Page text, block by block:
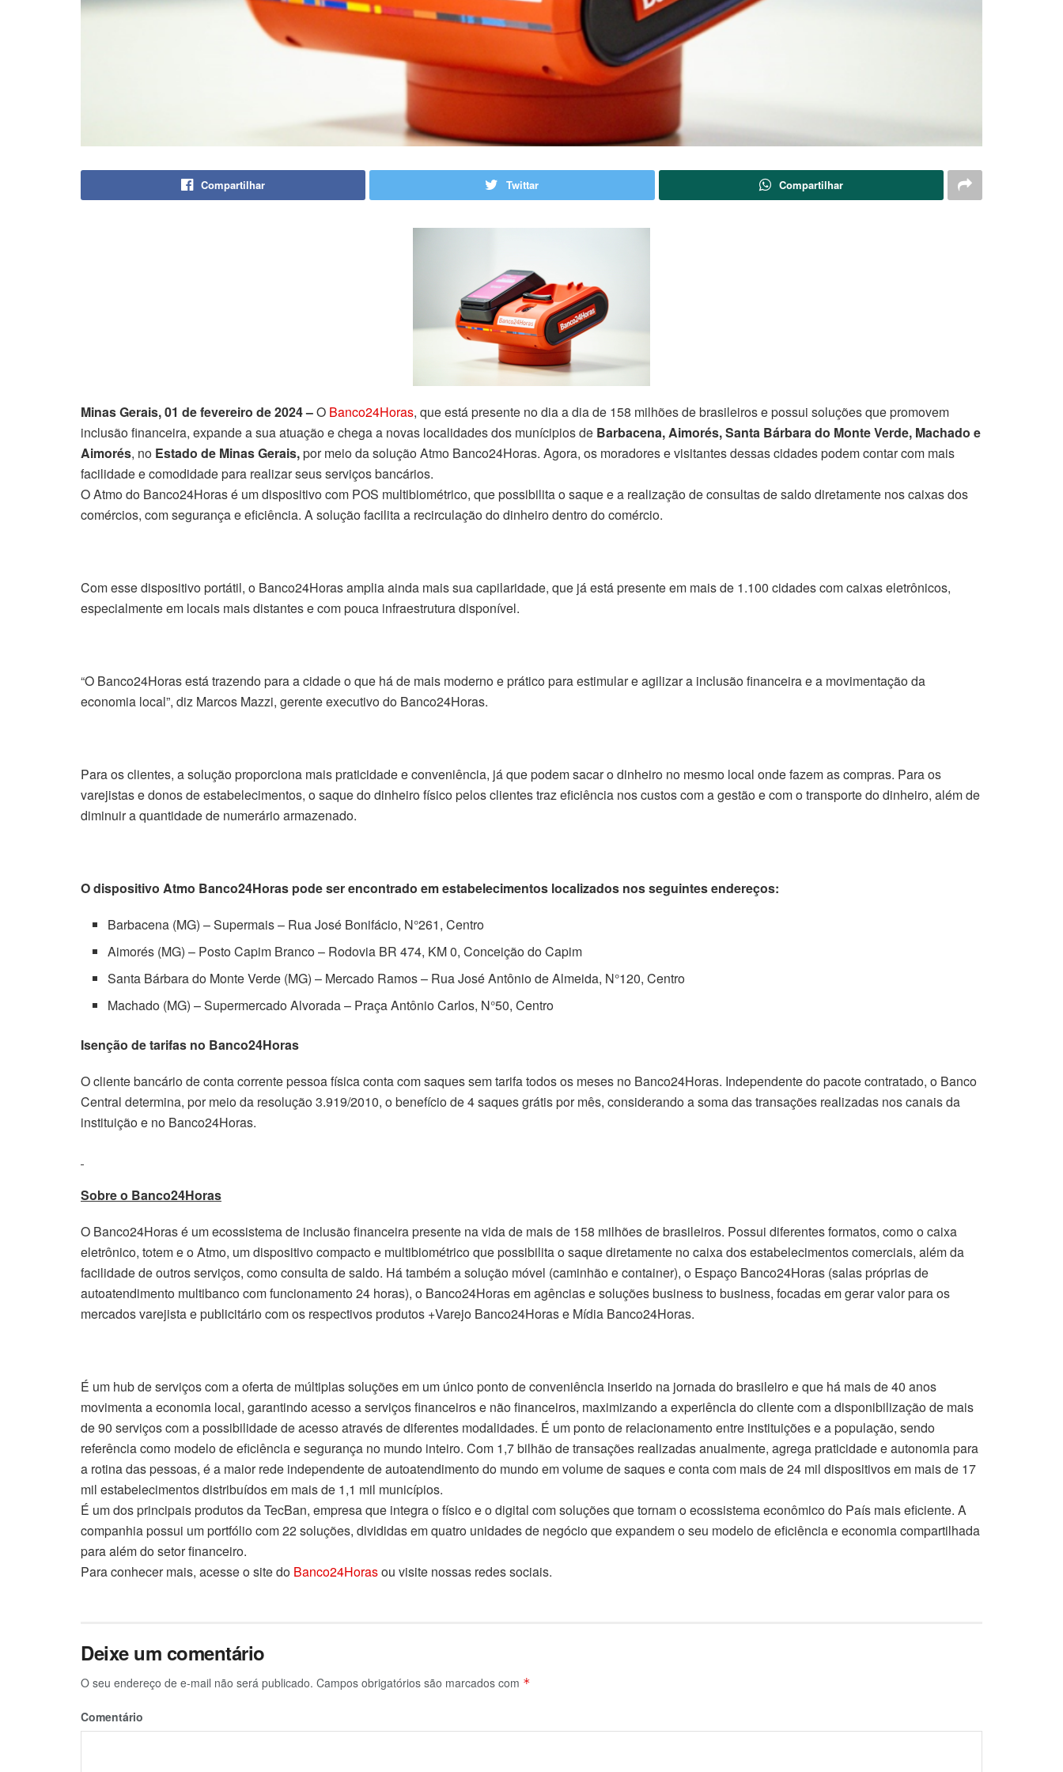
Compartilhar Twittar Compartilhar
Minas Gerais, 01 de fevereiro de 2024 –O Banco24Horas, que está presente no dia a dia de 158 milhões de brasileiros e possui soluções que promovem
inclusão financeira, expande a sua atuação e chega a novas localidades dos munícipios de Barbacena, Aimorés, Santa Bárbara do Monte Verde, Machado e
Aimorés, no Estado de Minas Gerais,por meio da solução Atmo Banco24Horas. Agora, os moradores e visitantes dessas cidades podem contar com mais
facilidade e comodidade para realizar seus serviços bancários.
O Atmo do Banco24Horas é um dispositivo com POS multibiométrico, que possibilita o saque e a realização de consultas de saldo diretamente nos caixas dos
comércios, com segurança e eficiência. A solução facilita a recirculação do dinheiro dentro do comércio.
Com esse dispositivo portátil, o Banco24Horas amplia ainda mais sua capilaridade, que já está presente em mais de 1.100 cidades com caixas eletrônicos,
especialmente em locais mais distantes e com pouca infraestrutura disponível.
“O Banco24Horas está trazendo para a cidade o que há de mais moderno e prático para estimular e agilizar a inclusão financeira e a movimentação da
economia local”, diz Marcos Mazzi, gerente executivo do Banco24Horas.
Para os clientes, a solução proporciona mais praticidade e conveniência, já que podem sacar o dinheiro no mesmo local onde fazem as compras. Para os
varejistas e donos de estabelecimentos, o saque do dinheiro físico pelos clientes traz eficiência nos custos com a gestão e com o transporte do dinheiro, além de
diminuir a quantidade de numerário armazenado.
O dispositivo Atmo Banco24Horas pode ser encontrado em estabelecimentos localizados nos seguintes endereços:
Barbacena (MG) – Supermais – Rua José Bonifácio, N°261, Centro
Aimorés (MG) – Posto Capim Branco – Rodovia BR 474, KM 0, Conceição do Capim
Santa Bárbara do Monte Verde (MG) – Mercado Ramos – Rua José Antônio de Almeida, N°120, Centro
Machado (MG) – Supermercado Alvorada – Praça Antônio Carlos, N°50, Centro
Isenção de tarifas no Banco24Horas
O cliente bancário de conta corrente pessoa física conta com saques sem tarifa todos os meses no Banco24Horas. Independente do pacote contratado, o Banco
Central determina, por meio da resolução 3.919/2010, o benefício de 4 saques grátis por mês, considerando a soma das transações realizadas nos canais da
instituição e no Banco24Horas.
Sobre o Banco24Horas
O Banco24Horas é um ecossistema de inclusão financeira presente na vida de mais de 158 milhões de brasileiros. Possui diferentes formatos, como o caixa
eletrônico, totem e o Atmo, um dispositivo compacto e multibiométrico que possibilita o saque diretamente no caixa dos estabelecimentos comerciais, além da
facilidade de outros serviços, como consulta de saldo. Há também a solução móvel (caminhão e container), o Espaço Banco24Horas (salas próprias de
autoatendimento multibanco com funcionamento 24 horas), o Banco24Horas em agências e soluções business to business, focadas em gerar valor para os
mercados varejista e publicitário com os respectivos produtos +Varejo Banco24Horas e Mídia Banco24Horas.
É um hub de serviços com a oferta de múltiplas soluções em um único ponto de conveniência inserido na jornada do brasileiro e que há mais de 40 anos
movimenta a economia local, garantindo acesso a serviços financeiros e não financeiros, maximizando a experiência do cliente com a disponibilização de mais
de 90 serviços com a possibilidade de acesso através de diferentes modalidades. É um ponto de relacionamento entre instituições e a população, sendo
referência como modelo de eficiência e segurança no mundo inteiro. Com 1,7 bilhão de transações realizadas anualmente, agrega praticidade e autonomia para
a rotina das pessoas, é a maior rede independente de autoatendimento do mundo em volume de saques e conta com mais de 24 mil dispositivos em mais de 17
mil estabelecimentos distribuídos em mais de 1,1 mil municípios.
É um dos principais produtos da TecBan, empresa que integra o físico e o digital com soluções que tornam o ecossistema econômico do País mais eficiente. A
companhia possui um portfólio com 22 soluções, divididas em quatro unidades de negócio que expandem o seu modelo de eficiência e economia compartilhada
para além do setor financeiro.
Para conhecer mais, acesse o site do Banco24Horasou visite nossas redes sociais.
Deixe um comentário
O seu endereço de e-mail não será publicado. Campos obrigatórios são marcados com *
Comentário